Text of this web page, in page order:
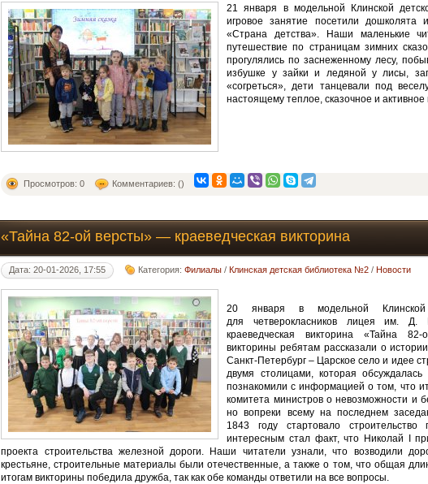
21 января в модельной Клинской
игровое занятие посетили дошколята
«Страна детства». Наши маленькие
путешествие по страницам зимних
прогулялись по заснеженному лесу,
избушке у зайки и ледяной у лисы,
«согреться», дети танцевали под
настоящему теплое, сказочное и
Просмотров: 0 Комментариев: ()
«Тайна 82-ой версты» — краеведческая викторина
Дата: 20-01-2026, 17:55 Категория:Филиалы /Клинская детская библиотека №2 /Новости
20 января в модельной
для четверокласников лицея им.
краеведческая викторина «Тайна
викторины ребятам рассказали о
Санкт-Петербург – Царское село и идее
двумя столицами, которая
познакомили с информацией о том, что
комитета министров о невозможности и
но вопреки всему на последнем
1843 году стартовало
интересным стал факт, что Николай I
проекта строительства железной дороги. Наши читатели узнали, что возводили
крестьяне, строительные материалы были отечественные, а также о том, что общая
итогам викторины победила дружба, так как обе команды ответили на все вопросы.